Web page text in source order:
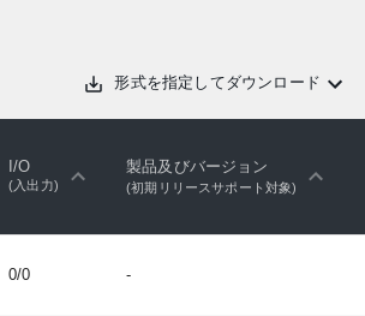
形式を指定してダウンロード
I/O
(入出力)
製品及びバージョン
(初期リリースサポート対象)
0/0 -